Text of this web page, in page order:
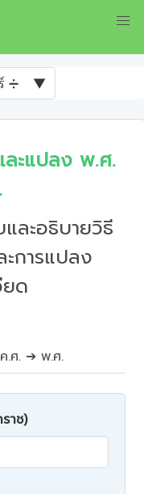
➗ ▼
ะแปลง พ.ศ.
ละอธิบายวิธี
การแปลง
ด
.ศ. ➔ พ.ศ.
าช)